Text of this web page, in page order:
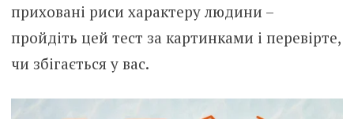
приховані риси характеру людини –
пройдіть цей тест за картинками і перевірте,
чи збігається у вас.